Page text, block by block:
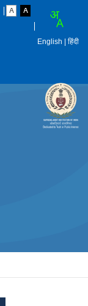
English | हिंदी